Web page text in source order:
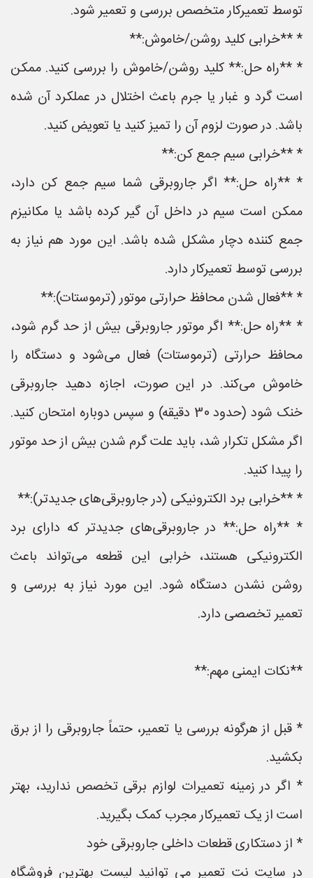
توسط تعمیرکار متخصص بررسی و تعمیر شود.
* **خرابی کلید روشن/خاموش:**
* **راه حل:** کلید روشن/خاموش را بررسی کنید. ممکن
است گرد و غبار یا جرم باعث اختلال در عملکرد آن شده
باشد. در صورت لزوم آن را تمیز کنید یا تعویض کنید.
* **خرابی سیم جمع کن:**
* **راه حل:** اگر جاروبرقی شما سیم جمع کن دارد،
ممکن است سیم در داخل آن گیر کرده باشد یا مکانیزم
جمع کننده دچار مشکل شده باشد. این مورد هم نیاز به
بررسی توسط تعمیرکار دارد.
* **فعال شدن محافظ حرارتی موتور (ترموستات):**
* **راه حل:** اگر موتور جاروبرقی بیش از حد گرم شود،
محافظ حرارتی (ترموستات) فعال می‌شود و دستگاه را
خاموش می‌کند. در این صورت، اجازه دهید جاروبرقی
خنک شود (حدود 30 دقیقه) و سپس دوباره امتحان کنید.
اگر مشکل تکرار شد، باید علت گرم شدن بیش از حد موتور
را پیدا کنید.
* **خرابی برد الکترونیکی (در جاروبرقی‌های جدیدتر):**
* **راه حل:** در جاروبرقی‌های جدیدتر که دارای برد
الکترونیکی هستند، خرابی این قطعه می‌تواند باعث
روشن نشدن دستگاه شود. این مورد نیاز به بررسی و
تعمیر تخصصی دارد.
**نکات ایمنی مهم:**
* قبل از هرگونه بررسی یا تعمیر، حتماً جاروبرقی را از برق
بکشید.
* اگر در زمینه تعمیرات لوازم برقی تخصص ندارید، بهتر
است از یک تعمیرکار مجرب کمک بگیرید.
* از دستکاری قطعات داخلی جاروبرقی خود
در سایت نت تعمیر می توانید لیست بهترین فروشگاه